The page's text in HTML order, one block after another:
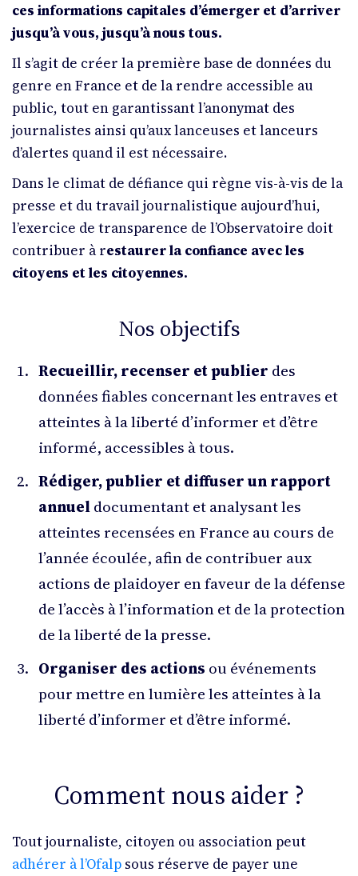
ces informations capitales d’émerger et d’arriver
jusqu’à vous, jusqu’à nous tous.
Il s’agit de créer la première base de données du
genre en France et de la rendre accessible au
public, tout en garantissant l’anonymat des
journalistes ainsi qu’aux lanceuses et lanceurs
d’alertes quand il est nécessaire.
Dans le climat de défiance qui règne vis-à-vis de la
presse et du travail journalistique aujourd’hui,
l’exercice de transparence de l’Observatoire doit
contribuer à restaurer la confiance avec les
citoyens et les citoyennes.
Nos objectifs
Recueillir, recenser et publier des
données fiables concernant les entraves et
atteintes à la liberté d’informer et d’être
informé, accessibles à tous.
Rédiger, publier et diffuser un rapport
annueldocumentant et analysant les
atteintes recensées en France au cours de
l’année écoulée, afin de contribuer aux
actions de plaidoyer en faveur de la défense
de l’accès à l’information et de la protection
de la liberté de la presse.
Organiser des actions ou événements
pour mettre en lumière les atteintes à la
liberté d’informer et d’être informé.
Comment nous aider ?
Tout journaliste, citoyen ou association peut
adhérer à l’Ofalp sous réserve de payer une